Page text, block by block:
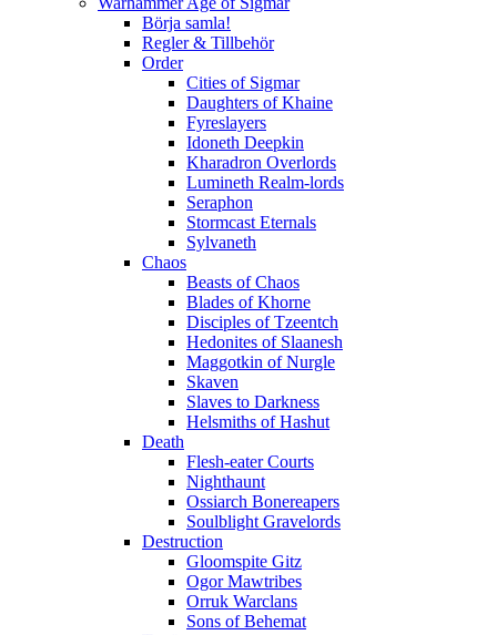
Börja samla!
Regler & Tillbehör
Order
Cities of Sigmar
Daughters of Khaine
Fyreslayers
Idoneth Deepkin
Kharadron Overlords
Lumineth Realm-lords
Seraphon
Stormcast Eternals
Sylvaneth
Chaos
Beasts of Chaos
Blades of Khorne
Disciples of Tzeentch
Hedonites of Slaanesh
Maggotkin of Nurgle
Skaven
Slaves to Darkness
Helsmiths of Hashut
Death
Flesh-eater Courts
Nighthaunt
Ossiarch Bonereapers
Soulblight Gravelords
Destruction
Gloomspite Gitz
Ogor Mawtribes
Orruk Warclans
Sons of Behemat